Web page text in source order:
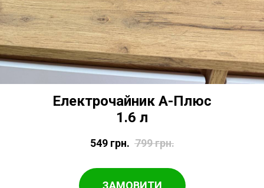
Електрочайник А-Плюс
1.6 л
549 грн. 799грн.